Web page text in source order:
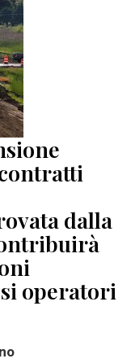
dalla
operatori